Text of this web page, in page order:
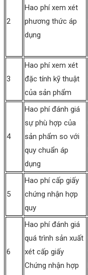
2
Hao phí xem xét
phương thức áp
dụng
3
Hao phí xem xét
đặc tính kỹ thuật
của sản phẩm
4
Hao phí đánh giá
sự phù hợp của
sản phẩm so với
quy chuẩn áp
dụng
5
Hao phí cấp giấy
chứng nhận hợp
quy
6
Hao phí đánh giá
quá trình sản xuất
xét cấp giấy
Chứng nhận hợp